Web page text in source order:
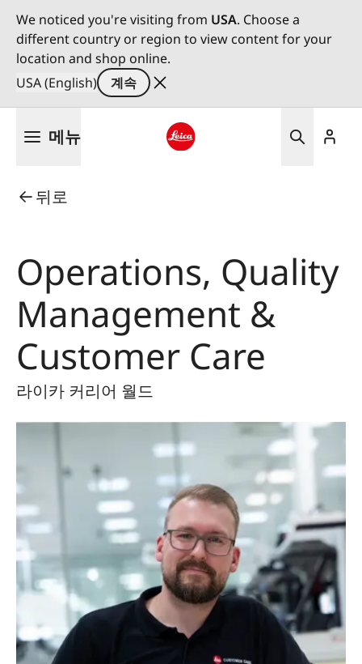
We noticed you're visiting from USA. Choose a
different country or region to view content for your
location and shop online.
USA (English)
계속
메뉴
뒤로
Operations, Quality
Management &
Customer Care
라이카 커리어 월드